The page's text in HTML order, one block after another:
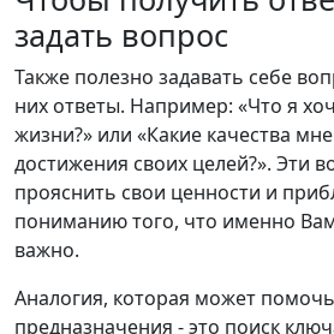
задать вопрос
Также полезно задавать себе
них ответы. Например: «Что я
жизни?» или «Какие качества
достижения своих целей?». Эти
прояснить свои ценности и
пониманию того, что именно
важно.
Аналогия, которая может
предназначения - это поиск